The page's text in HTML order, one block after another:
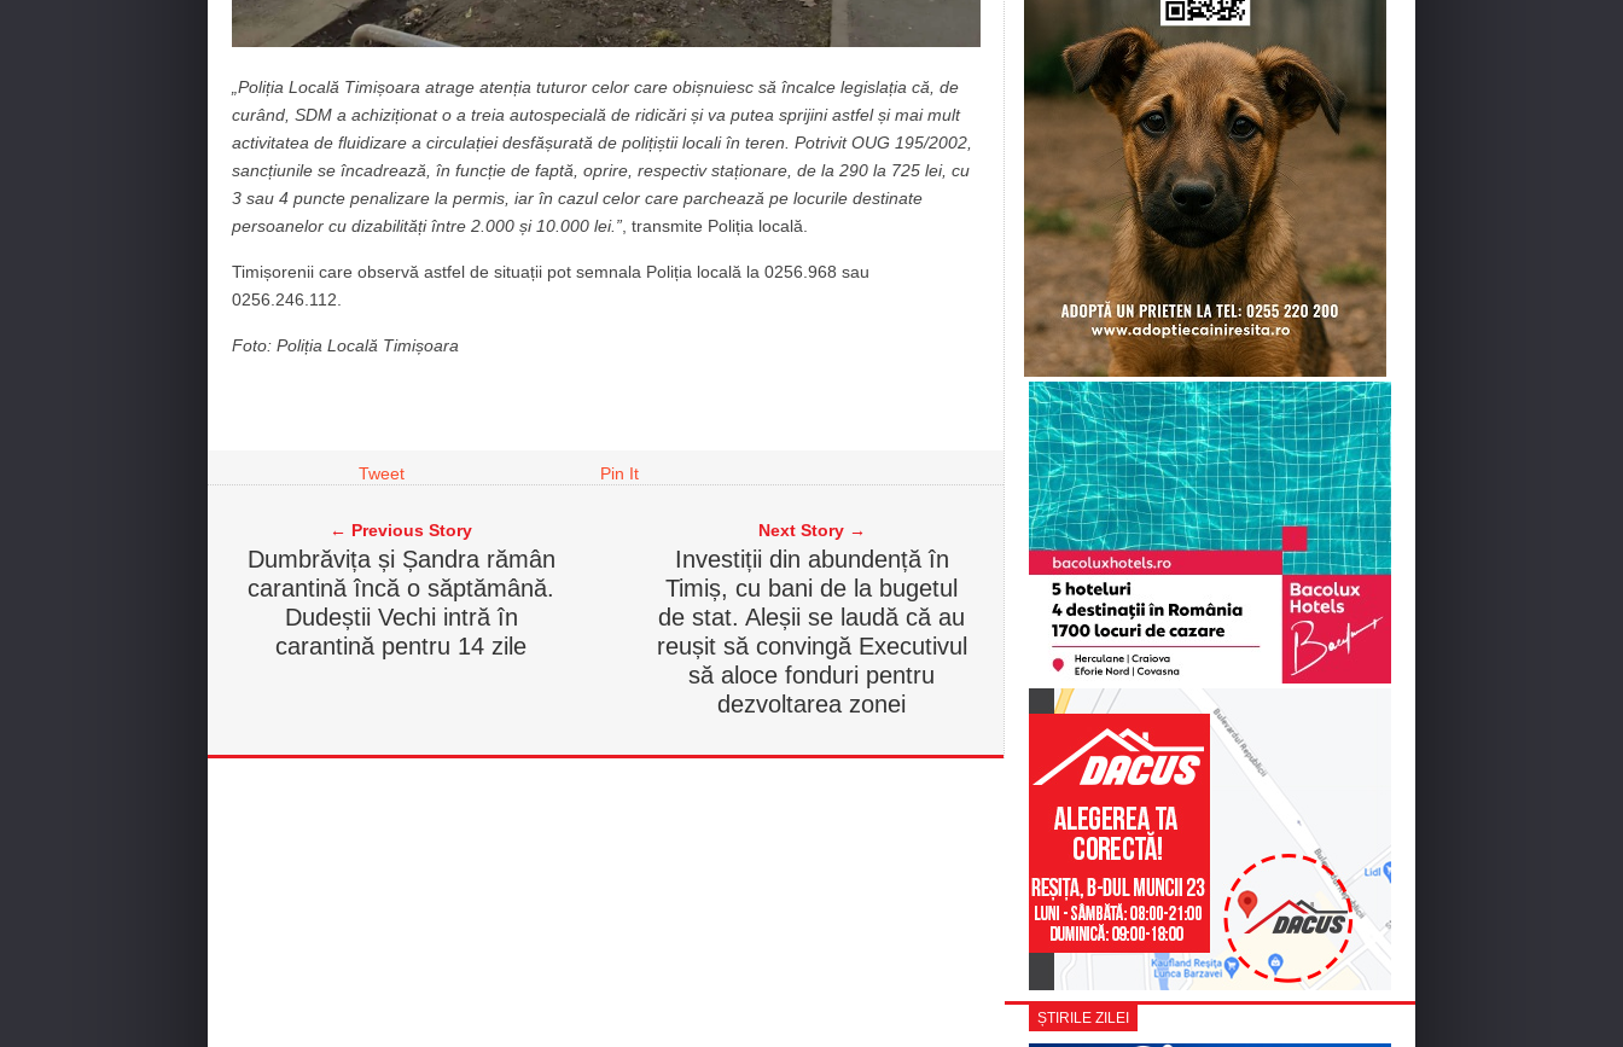
„Poliția Locală Timișoara atrage atenția tuturor celor care obișnuiesc să încalce legislația că, de
curând, SDM a achiziționat o a treia autospecială de ridicări și va putea sprijini astfel și mai mult
activitatea de fluidizare a circulației desfășurată de polițiștii locali în teren. Potrivit OUG 195/2002,
sancțiunile se încadrează, în funcție de faptă, oprire, respectiv staționare, de la 290 la 725 lei, cu
3 sau 4 puncte penalizare la permis, iar în cazul celor care parchează pe locurile destinate
persoanelor cu dizabilități între 2.000 și 10.000 lei.” , transmite Poliția locală.
Timișorenii care observă astfel de situații pot semnala Poliția locală la 0256.968 sau
0256.246.112.
Foto: Poliția Locală Timișoara
Tweet Pin It
← Previous Story
Dumbrăvița și Șandra rămân
carantină încă o săptămână.
Dudeștii Vechi intră în
carantină pentru 14 zile
Next Story →
Investiții din abundență în
Timiș, cu bani de la bugetul
de stat. Aleșii se laudă că au
reușit să convingă Executivul
să aloce fonduri pentru
dezvoltarea zonei
ȘTIRILE ZILEI